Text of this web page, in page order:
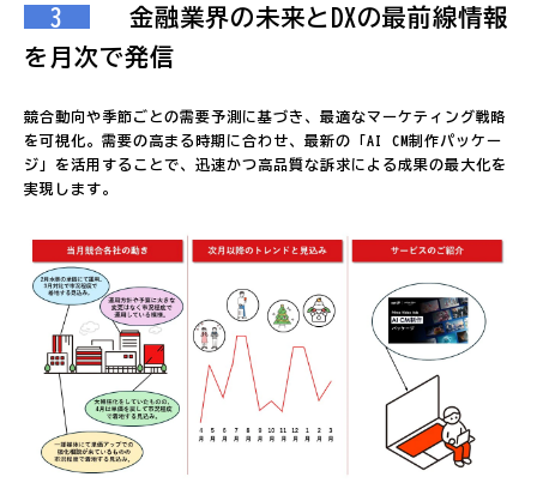
3
金融業界の未来とDXの最前線情報
を月次で発信
競合動向や季節ごとの需要予測に基づき、最適なマーケティング戦略
を可視化。需要の高まる時期に合わせ、最新の「AI CM制作パッケー
ジ」を活用することで、迅速かつ高品質な訴求による成果の最大化を
実現します。